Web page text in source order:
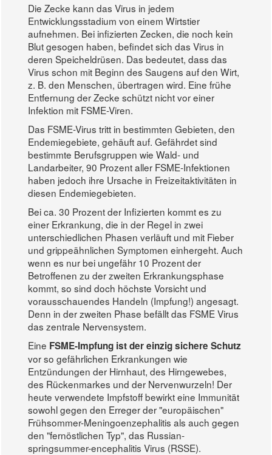
Die Zecke kann das Virus in jedem
Entwicklungsstadium von einem Wirtstier
aufnehmen. Bei infizierten Zecken, die noch kein
Blut gesogen haben, befindet sich das Virus in
deren Speicheldrüsen. Das bedeutet, dass das
Virus schon mit Beginn des Saugens auf den Wirt,
z. B. den Menschen, übertragen wird. Eine frühe
Entfernung der Zecke schützt nicht vor einer
Infektion mit FSME-Viren.
Das FSME-Virus tritt in bestimmten Gebieten, den
Endemiegebiete, gehäuft auf. Gefährdet sind
bestimmte Berufsgruppen wie Wald- und
Landarbeiter, 90 Prozent aller FSME-Infektionen
haben jedoch ihre Ursache in Freizeitaktivitäten in
diesen Endemiegebieten.
Bei ca. 30 Prozent der Infizierten kommt es zu
einer Erkrankung, die in der Regel in zwei
unterschiedlichen Phasen verläuft und mit Fieber
und grippeähnlichen Symptomen einhergeht. Auch
wenn es nur bei ungefähr 10 Prozent der
Betroffenen zu der zweiten Erkrankungsphase
kommt, so sind doch höchste Vorsicht und
vorausschauendes Handeln (Impfung!) angesagt.
Denn in der zweiten Phase befällt das FSME Virus
das zentrale Nervensystem.
Eine FSME-Impfung ist der einzig sichere Schutz
vor so gefährlichen Erkrankungen wie
Entzündungen der Hirnhaut, des Hirngewebes,
des Rückenmarkes und der Nervenwurzeln! Der
heute verwendete Impfstoff bewirkt eine Immunität
sowohl gegen den Erreger der "europäischen"
Frühsommer-Meningoenzephalitis als auch gegen
den "fernöstlichen Typ", das Russian-
springsummer-encephalitis Virus (RSSE).